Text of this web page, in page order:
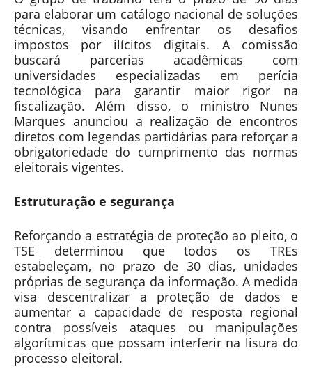
para elaborar um catálogo nacional de soluções
técnicas, visando enfrentar os desafios
impostos por ilícitos digitais. A comissão
buscará parcerias acadêmicas com
universidades especializadas em perícia
tecnológica para garantir maior rigor na
fiscalização. Além disso, o ministro Nunes
Marques anunciou a realização de encontros
diretos com legendas partidárias para reforçar a
obrigatoriedade do cumprimento das normas
eleitorais vigentes.
Estruturação e segurança
Reforçando a estratégia de proteção ao pleito, o
TSE determinou que todos os TREs
estabeleçam, no prazo de 30 dias, unidades
próprias de segurança da informação. A medida
visa descentralizar a proteção de dados e
aumentar a capacidade de resposta regional
contra possíveis ataques ou manipulações
algorítmicas que possam interferir na lisura do
processo eleitoral.